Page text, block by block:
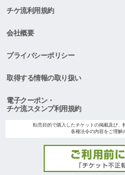
チケ流利用規約
会社概要
プライバシーポリシー
取得する情報の取り扱い
電子クーポン・
チケ流スタンプ利用規約
転売目的で購入したチケットの掲載及び、
各種法令の内容をご理解